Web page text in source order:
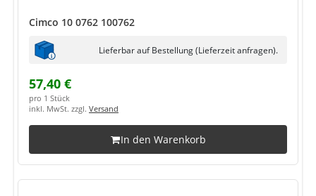
Cimco 10 0762 100762
Lieferbar auf Bestellung (Lieferzeit anfragen).
57,40 €
pro 1 Stück
inkl. MwSt. zzgl. Versand
In den Warenkorb